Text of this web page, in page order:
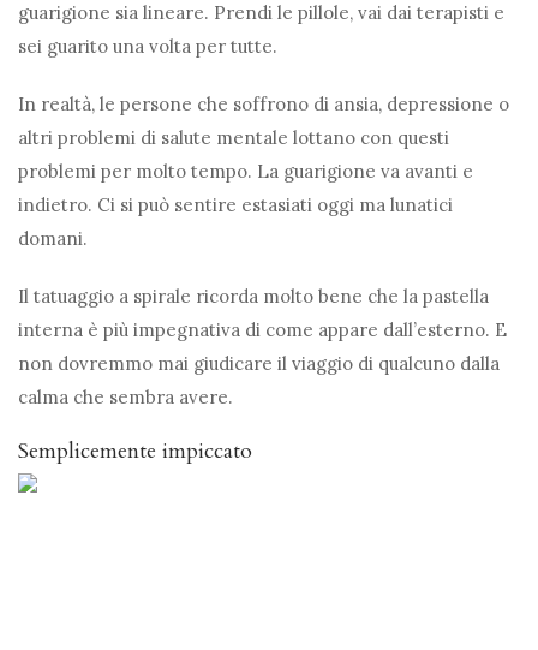
guarigione sia lineare. Prendi le pillole, vai dai terapisti e
sei guarito una volta per tutte.
In realtà, le persone che soffrono di ansia, depressione o
altri problemi di salute mentale lottano con questi
problemi per molto tempo. La guarigione va avanti e
indietro. Ci si può sentire estasiati oggi ma lunatici
domani.
Il tatuaggio a spirale ricorda molto bene che la pastella
interna è più impegnativa di come appare dall’esterno. E
non dovremmo mai giudicare il viaggio di qualcuno dalla
calma che sembra avere.
Semplicemente impiccato